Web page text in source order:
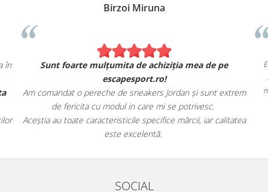
ca în
oferta
Birzoi Miruna
Sunt foarte mulțumita de achiziția mea de pe
escapesport.ro!
Am comandat o pereche de sneakers Jordan și sunt extrem
de fericita cu modul in care mi se potrivesc.
Aceștia au toate caracteristicile specifice mărcii, iar calitatea
este excelentă.
SOCIAL